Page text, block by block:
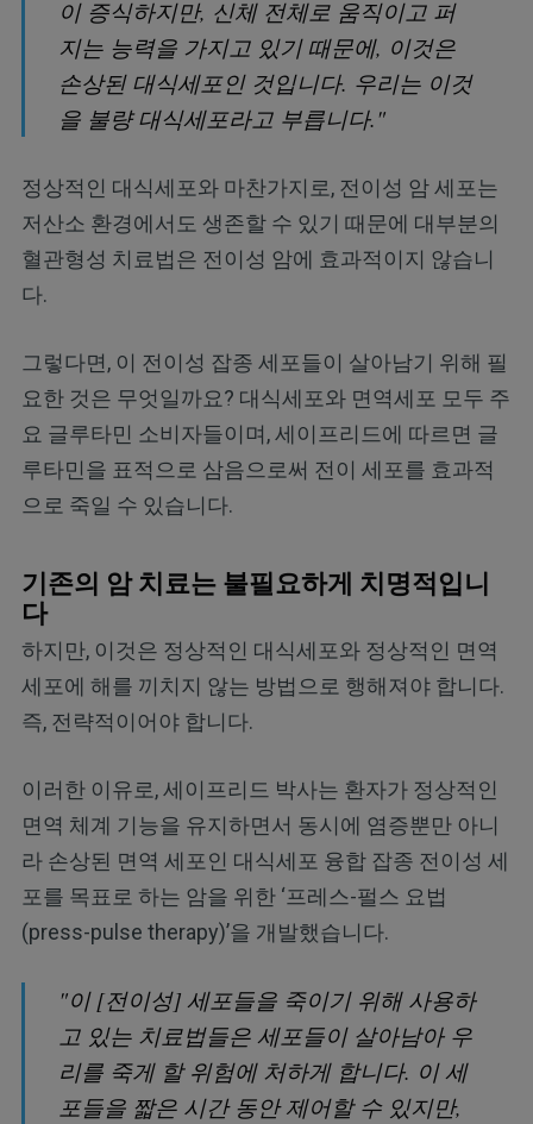
이 증식하지만, 신체 전체로 움직이고 퍼
지는 능력을 가지고 있기 때문에, 이것은
손상된 대식세포인 것입니다. 우리는 이것
을 불량 대식세포라고 부릅니다."
정상적인 대식세포와 마찬가지로, 전이성 암 세포는
저산소 환경에서도 생존할 수 있기 때문에 대부분의
혈관형성 치료법은 전이성 암에 효과적이지 않습니
다.
그렇다면, 이 전이성 잡종 세포들이 살아남기 위해 필
요한 것은 무엇일까요? 대식세포와 면역세포 모두 주
요 글루타민 소비자들이며, 세이프리드에 따르면 글
루타민을 표적으로 삼음으로써 전이 세포를 효과적
으로 죽일 수 있습니다.
기존의 암 치료는 불필요하게 치명적입니
다
하지만, 이것은 정상적인 대식세포와 정상적인 면역
세포에 해를 끼치지 않는 방법으로 행해져야 합니다.
즉, 전략적이어야 합니다.
이러한 이유로, 세이프리드 박사는 환자가 정상적인
면역 체계 기능을 유지하면서 동시에 염증뿐만 아니
라 손상된 면역 세포인 대식세포 융합 잡종 전이성 세
포를 목표로 하는 암을 위한 ‘프레스-펄스 요법
(press-pulse therapy)’을 개발했습니다.
"이 [전이성] 세포들을 죽이기 위해 사용하
고 있는 치료법들은 세포들이 살아남아 우
리를 죽게 할 위험에 처하게 합니다. 이 세
포들을 짧은 시간 동안 제어할 수 있지만,